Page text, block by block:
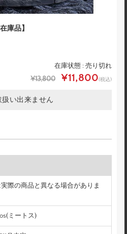
庫品】
在庫状態 : 売り切れ
¥13,800 ¥11,800(税込)
扱い出来ません
際の商品と異なる場合がありま
ミートス)